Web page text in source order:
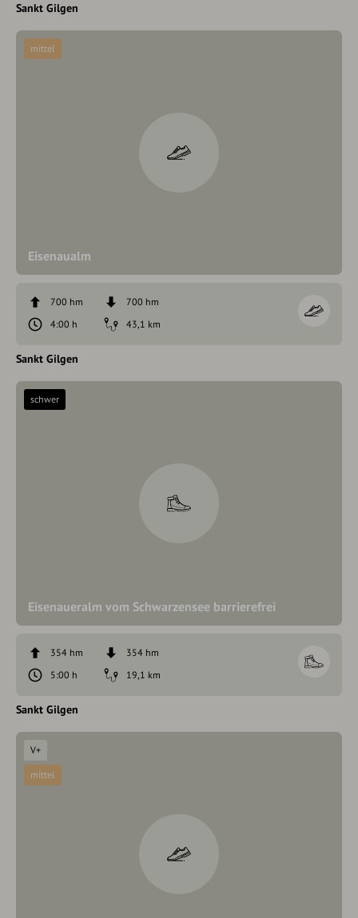
Sankt Gilgen
Eisenaualm
mittel
700 hm
700 hm
4:00 h
43,1 km
Sankt Gilgen
Eisenaueralm vom Schwarzensee barrierefrei
schwer
354 hm
354 hm
5:00 h
19,1 km
Sankt Gilgen
V+
mittel